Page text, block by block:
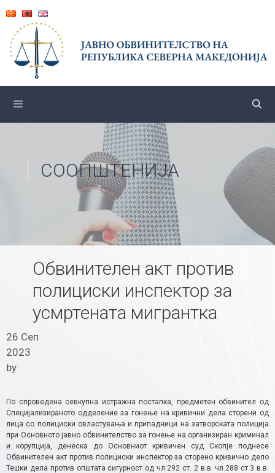
content
СООПШТЕНИЈА
Обвинителен акт против
полициски инспектор за
усмртената мигрантка
26 Сеп
2023
by
По спроведена севкупна истражна постапка, предметен обвинител од
Специјализираното одделение за гонење на кривични дела сторени од
лица со полициски овластувања и припадници на затворската полиција
при Основното јавно обвинителство за гонење на организиран криминал
и корупција, денеска до Основниот кривичен суд Скопје поднесе
Обвинителен акт против полициски инспектор за сторено кривично дело
Тешки дела против општата сигурност од чл.292 ст. 2 в.в. чл.288 ст.3 в.в.